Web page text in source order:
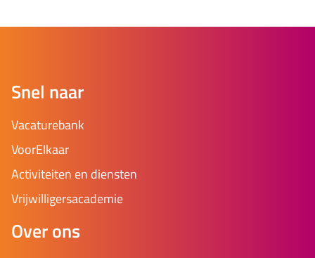
Snel naar
Vacaturebank
VoorElkaar
Activiteiten en diensten
Vrijwilligersacademie
Over ons